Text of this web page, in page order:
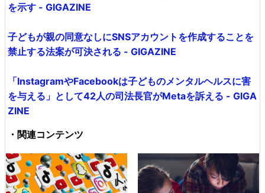
を示す - GIGAZINE
子どもが親の同意なしにSNSアカウントを作成することを
禁止する法案が可決される - GIGAZINE
「InstagramやFacebookは子どものメンタルヘルスに害
を与える」として42人の司法長官がMetaを訴える - GIGA
ZINE
・関連コンテンツ